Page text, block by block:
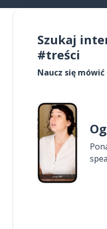
Szukaj
#treści
Naucz się